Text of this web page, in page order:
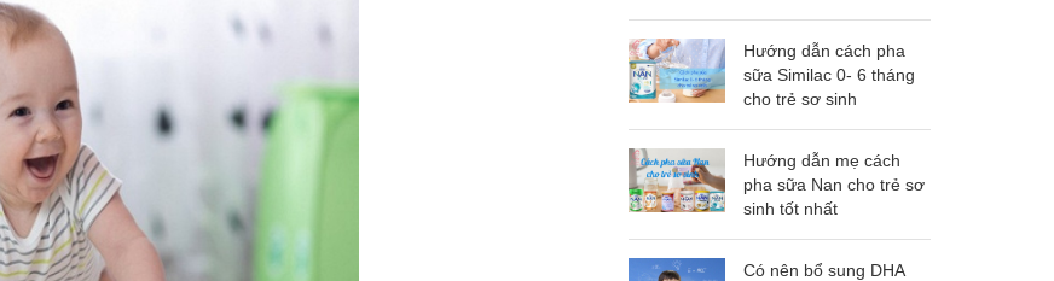
Hướng dẫn cách pha
sữa Similac 0- 6 tháng
cho trẻ sơ sinh
Hướng dẫn mẹ cách
pha sữa Nan cho trẻ sơ
sinh tốt nhất
Có nên bổ sung DHA